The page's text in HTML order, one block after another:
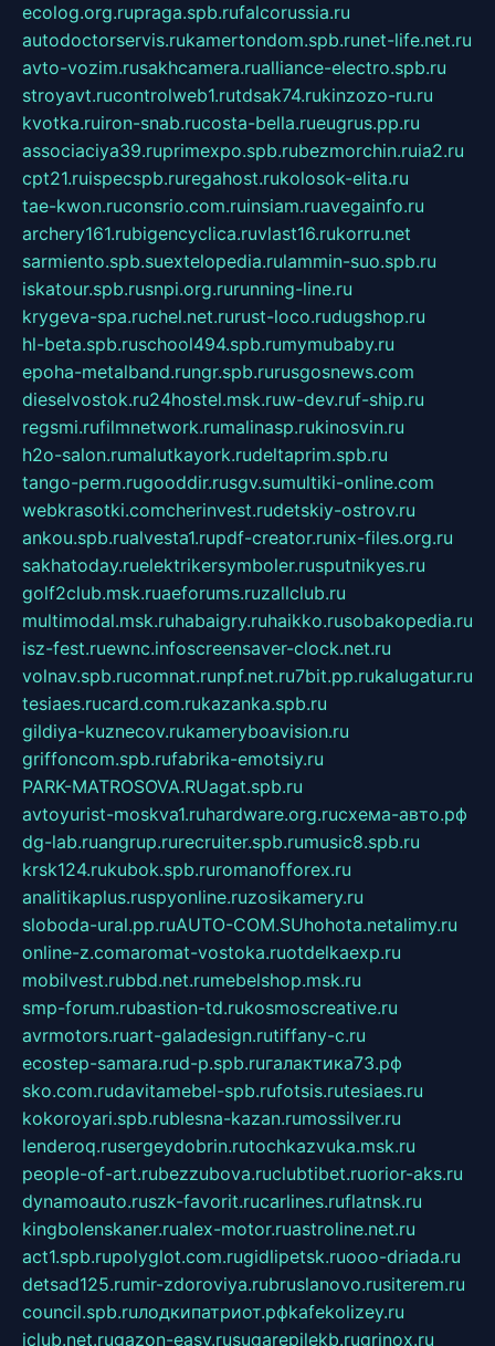
ecolog.org.rupraga.spb.rufalcorussia.ru
autodoctorservis.rukamertondom.spb.runet-life.net.ru
avto-vozim.rusakhcamera.rualliance-electro.spb.ru
stroyavt.rucontrolweb1.rutdsak74.rukinzozo-ru.ru
kvotka.ruiron-snab.rucosta-bella.rueugrus.pp.ru
associaciya39.ruprimexpo.spb.rubezmorchin.ruia2.ru
cpt21.ruispecspb.ruregahost.rukolosok-elita.ru
tae-kwon.ruconsrio.com.ruinsiam.ruavegainfo.ru
archery161.rubigencyclica.ruvlast16.rukorru.net
sarmiento.spb.suextelopedia.rulammin-suo.spb.ru
iskatour.spb.rusnpi.org.rurunning-line.ru
krygeva-spa.ruchel.net.rurust-loco.rudugshop.ru
hl-beta.spb.ruschool494.spb.rumymubaby.ru
epoha-metalband.rungr.spb.rurusgosnews.com
dieselvostok.ru24hostel.msk.ruw-dev.ruf-ship.ru
regsmi.rufilmnetwork.rumalinasp.rukinosvin.ru
h2o-salon.rumalutkayork.rudeltaprim.spb.ru
tango-perm.rugooddir.rusgv.sumultiki-online.com
webkrasotki.comcherinvest.rudetskiy-ostrov.ru
ankou.spb.rualvesta1.rupdf-creator.runix-files.org.ru
sakhatoday.ruelektrikersymboler.rusputnikyes.ru
golf2club.msk.ruaeforums.ruzallclub.ru
multimodal.msk.ruhabaigry.ruhaikko.rusobakopedia.ru
isz-fest.ruewnc.infoscreensaver-clock.net.ru
volnav.spb.rucomnat.runpf.net.ru7bit.pp.rukalugatur.ru
tesiaes.rucard.com.rukazanka.spb.ru
gildiya-kuznecov.rukameryboavision.ru
griffoncom.spb.rufabrika-emotsiy.ru
PARK-MATROSOVA.RUagat.spb.ru
avtoyurist-moskva1.ruhardware.org.ruсхема-авто.рф
dg-lab.ruangrup.rurecruiter.spb.rumusic8.spb.ru
krsk124.rukubok.spb.ruromanofforex.ru
analitikaplus.ruspyonline.ruzosikamery.ru
sloboda-ural.pp.ruAUTO-COM.SUhohota.netalimy.ru
online-z.comaromat-vostoka.ruotdelkaexp.ru
mobilvest.rubbd.net.rumebelshop.msk.ru
smp-forum.rubastion-td.rukosmoscreative.ru
avrmotors.ruart-galadesign.rutiffany-c.ru
ecostep-samara.rud-p.spb.ruгалактика73.рф
sko.com.rudavitamebel-spb.rufotsis.rutesiaes.ru
kokoroyari.spb.rublesna-kazan.rumossilver.ru
lenderoq.rusergeydobrin.rutochkazvuka.msk.ru
people-of-art.rubezzubova.ruclubtibet.ruorior-aks.ru
dynamoauto.ruszk-favorit.rucarlines.ruflatnsk.ru
kingbolenskaner.rualex-motor.ruastroline.net.ru
act1.spb.rupolyglot.com.rugidlipetsk.ruooo-driada.ru
detsad125.rumir-zdoroviya.rubruslanovo.rusiterem.ru
council.spb.ruлодкипатриот.рфkafekolizey.ru
iclub.net.rugazon-easy.rusugarepilekb.rugrinox.ru